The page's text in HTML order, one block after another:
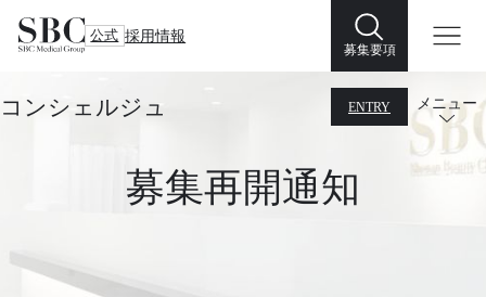
公式 採用情報
募集要項
コンシェルジュ ENTRY メニュー
募集再開通知